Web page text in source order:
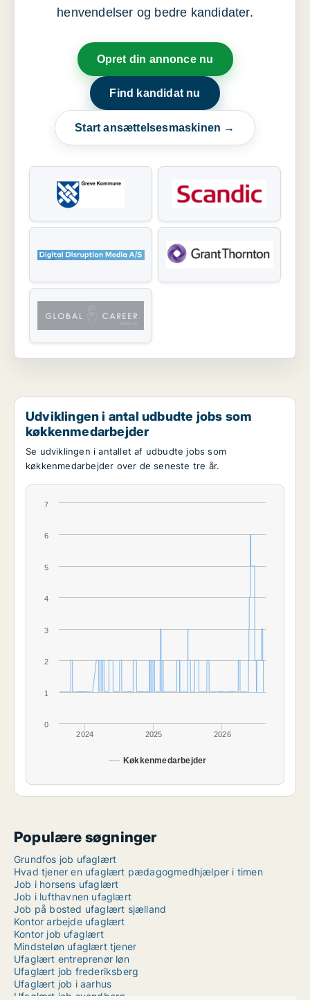
henvendelser og bedre kandidater.
Opret din annonce nu
Find kandidat nu
Start ansættelsesmaskinen →
Udviklingen i antal udbudte jobs som
køkkenmedarbejder
Se udviklingen i antallet af udbudte jobs som
køkkenmedarbejder over de seneste tre år.
Køkkenmedarbejder
2024 2025 2026
0
1
2
3
4
5
6
7
Populære søgninger
Grundfos job ufaglært
Hvad tjener en ufaglært pædagogmedhjælper i timen
Job i horsens ufaglært
Job i lufthavnen ufaglært
Job på bosted ufaglært sjælland
Kontor arbejde ufaglært
Kontor job ufaglært
Mindsteløn ufaglært tjener
Ufaglært entreprenør løn
Ufaglært job frederiksberg
Ufaglært job i aarhus
Ufaglært job svendborg